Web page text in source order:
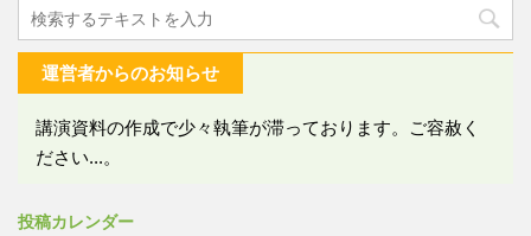
運営者からのお知らせ
講演資料の作成で少々執筆が滞っております。ご容赦く
ださい...。
投稿カレンダー